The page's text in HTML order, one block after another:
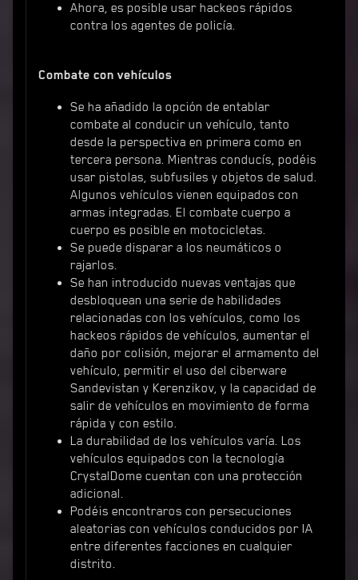
Ahora, es posible usar hackeos rápidos
contra los agentes de policía.
Combate con vehículos
Se ha añadido la opción de entablar
combate al conducir un vehículo, tanto
desde la perspectiva en primera como en
tercera persona. Mientras conducís, podéis
usar pistolas, subfusiles y objetos de salud.
Algunos vehículos vienen equipados con
armas integradas. El combate cuerpo a
cuerpo es posible en motocicletas.
Se puede disparar a los neumáticos o
rajarlos.
Se han introducido nuevas ventajas que
desbloquean una serie de habilidades
relacionadas con los vehículos, como los
hackeos rápidos de vehículos, aumentar el
daño por colisión, mejorar el armamento del
vehículo, permitir el uso del ciberware
Sandevistan y Kerenzikov, y la capacidad de
salir de vehículos en movimiento de forma
rápida y con estilo.
La durabilidad de los vehículos varía. Los
vehículos equipados con la tecnología
CrystalDome cuentan con una protección
adicional.
Podéis encontraros con persecuciones
aleatorias con vehículos conducidos por IA
entre diferentes facciones en cualquier
distrito.